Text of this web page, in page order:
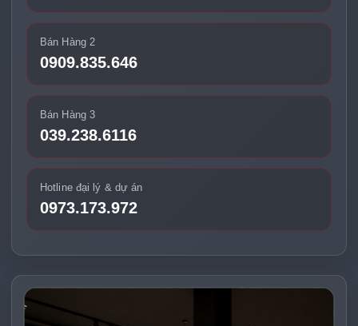
Bán Hàng 2
0909.835.646
Bán Hàng 3
039.238.6116
Hotline đại lý & dự án
0973.173.972